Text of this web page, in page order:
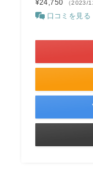
¥24,750
（2023/
口コミを見る